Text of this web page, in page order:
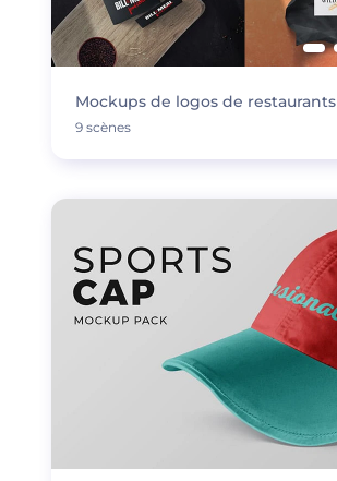
Mockups de logos de restaurants
9 scènes